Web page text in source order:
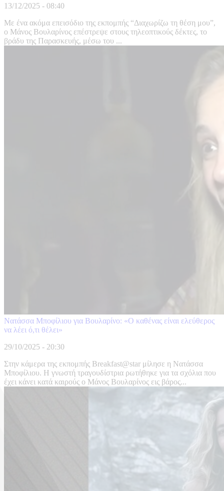
13/12/2025 - 08:40
Με ένα ακόμα επεισόδιο της εκπομπής “Διαχωρίζω τη θέση μου”,
ο Μάνος Βουλαρίνος επέστρεψε στους τηλεοπτικούς δέκτες, το
βράδυ της Παρασκευής, μέσω του ...
Νατάσσα Μποφίλιου για Βουλαρίνο: «Ο καθένας είναι ελεύθερος
να λέει ό,τι θέλει»
29/10/2025 - 20:30
Στην κάμερα της εκπομπής Breakfast@star μίλησε η Νατάσσα
Μποφίλιου. Η γνωστή τραγουδίστρια ρωτήθηκε για τα σχόλια που
έχει κάνει κατά καιρούς ο Μάνος Βουλαρίνος εις βάρος...